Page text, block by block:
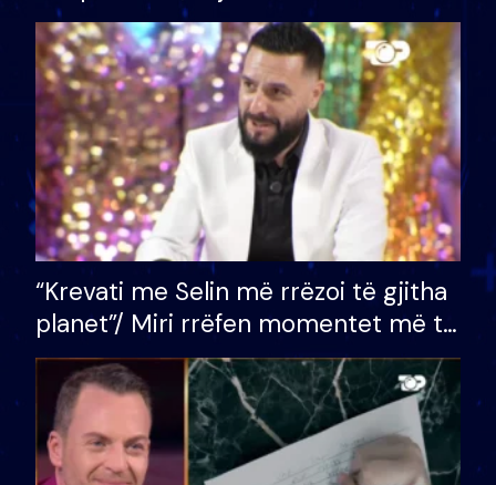
bashkëshorten: S’kemi ndonjë letër
divorci apo jo?
“Krevati me Selin më rrëzoi të gjitha
planet”/ Miri rrëfen momentet më të
bukura në shtëpinë e BB VIP: Do më
mungojë zilja e mëngjesit kur…